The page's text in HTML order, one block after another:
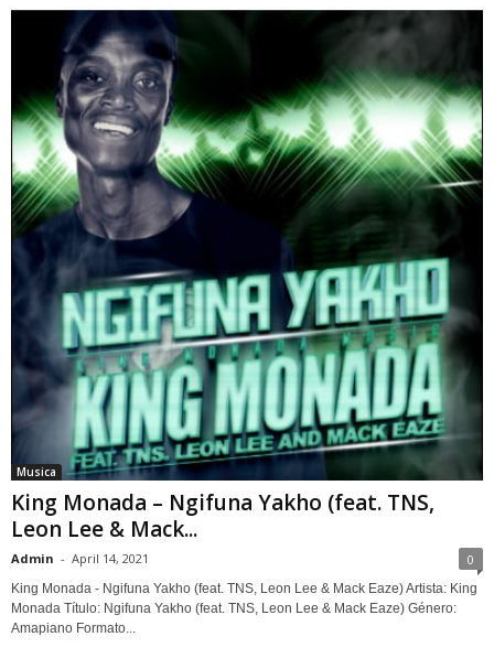
Musica
King Monada – Ngifuna Yakho (feat. TNS,
Leon Lee & Mack...
Admin - April 14, 2021 0
King Monada - Ngifuna Yakho (feat. TNS, Leon Lee & Mack Eaze) Artista: King
Monada Título: Ngifuna Yakho (feat. TNS, Leon Lee & Mack Eaze) Género:
Amapiano Formato...